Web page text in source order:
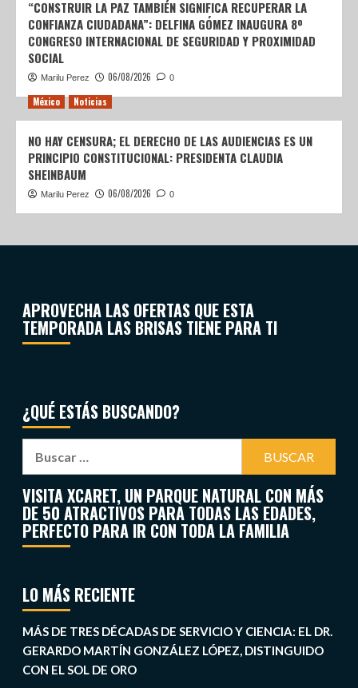
“CONSTRUIR LA PAZ TAMBIÉN SIGNIFICA RECUPERAR LA
CONFIANZA CIUDADANA”: DELFINA GÓMEZ INAUGURA 8º
CONGRESO INTERNACIONAL DE SEGURIDAD Y PROXIMIDAD
SOCIAL
Marilu Perez 06/08/2026 0
México Noticias
NO HAY CENSURA; EL DERECHO DE LAS AUDIENCIAS ES UN
PRINCIPIO CONSTITUCIONAL: PRESIDENTA CLAUDIA
SHEINBAUM
Marilu Perez 06/08/2026 0
APROVECHA LAS OFERTAS QUE ESTA
TEMPORADA LAS BRISAS TIENE PARA TI
¿QUÉ ESTÁS BUSCANDO?
VISITA XCARET, UN PARQUE NATURAL CON MÁS
DE 50 ATRACTIVOS PARA TODAS LAS EDADES,
PERFECTO PARA IR CON TODA LA FAMILIA
LO MÁS RECIENTE
MÁS DE TRES DÉCADAS DE SERVICIO Y CIENCIA: EL DR.
GERARDO MARTÍN GONZÁLEZ LÓPEZ, DISTINGUIDO
CON EL SOL DE ORO